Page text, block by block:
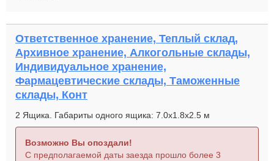
Ответственное хранение, Теплый склад,
Архивное хранение, Алкогольные склады,
Индивидуальное хранение,
Фармацевтические склады, Таможенные
склады, Конт
2 Ящика. Габариты одного ящика: 7.0x1.8x2.5 м
Возможно Вы опоздали!
С предполагаемой даты заезда прошло более 3